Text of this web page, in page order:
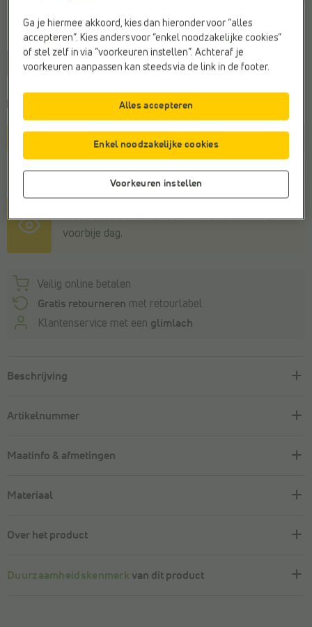
Maat
40 41 42 43 44 45 46
Kies een maat om deleveringstermijn
In winkelmandje
Winkelvoorraad
Wees snel!7 mensenbekeken dit artikel in de
voorbije dag.
Veilig online betalen
Gratis retourneren met retourlabel
Klantenservice met een glimlach
Beschrijving
Artikelnummer
Maatinfo & afmetingen
Materiaal
Over het product
Duurzaamheidskenmerk van dit product
Ga je hiermee akkoord, kies dan hieronder voor “alles
accepteren”. Kies anders voor “enkel noodzakelijke cookies”
of stel zelf in via “voorkeuren instellen”. Achteraf je
voorkeuren aanpassen kan steeds via de link in de footer.
Voorkeuren instellen
Enkel noodzakelijke cookies
Alles accepteren